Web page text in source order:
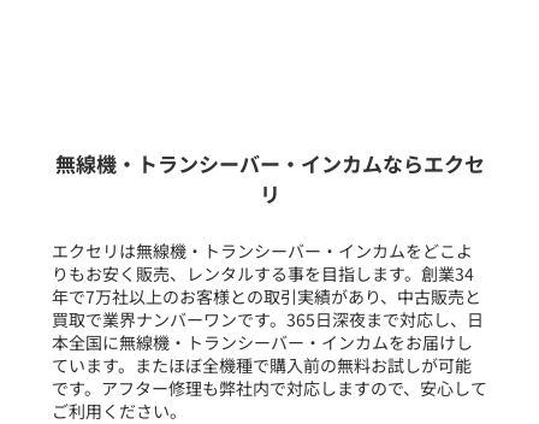
フリーワード入力(製品名等)
選択条件をリセット
無線機・トランシーバー・インカムならエクセ
リ
エクセリは無線機・トランシーバー・インカムをどこよ
りもお安く販売、レンタルする事を目指します。創業34
年で7万社以上のお客様との取引実績があり、中古販売と
買取で業界ナンバーワンです。365日深夜まで対応し、日
本全国に無線機・トランシーバー・インカムをお届けし
ています。またほぼ全機種で購入前の無料お試しが可能
です。アフター修理も弊社内で対応しますので、安心して
ご利用ください。